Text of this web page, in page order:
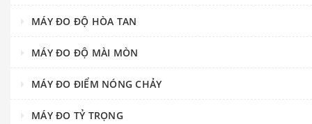
MÁY ĐO ĐỘ HÒA TAN
MÁY ĐO ĐỘ MÀI MÒN
MÁY ĐO ĐIỂM NÓNG CHẢY
MÁY ĐO TỶ TRỌNG